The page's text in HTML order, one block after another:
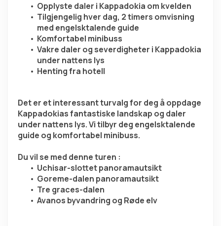
Opplyste daler i Kappadokia om kvelden
Tilgjengelig hver dag, 2 timers omvisning
med engelsktalende guide
Komfortabel minibuss
Vakre daler og severdigheter i Kappadokia
under nattens lys
Henting fra hotell
Det er et interessant turvalg for deg å oppdage
Kappadokias fantastiske landskap og daler
under nattens lys. Vi tilbyr deg engelsktalende
guide og komfortabel minibuss.
Du vil se med denne turen :
Uchisar-slottet panoramautsikt
Goreme-dalen panoramautsikt
Tre graces-dalen
Avanos byvandring og Røde elv